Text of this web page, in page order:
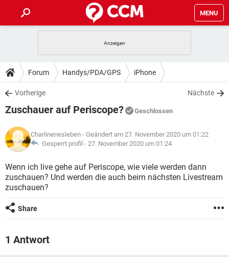
MENU
ANDROID IOS
WINDOWS 10
WHATSAPP TIKTOK
FACEBOOK
TIPPS & TRICKS
SPIELE STREAMING
WHATSAPP TIKTOK
FACEBOOK
DOWNLOADS
SPIELE STREAMING
ANDROID
WINDOWS 10 INSTAGRAM
WHATSAPP TIKTOK
FACEBOOK HARDWARE
SPIELE STREAMING
ANDROID
WINDOWS 10 INSTAGRAM
WHATSAPP
FACEBOOK
LEXIKON
SPIELE STREAMING
ANDROID IOS
WHATSAPP
Forum Handys/PDA/GPS iPhone
Vorherige Nächste
Zuschauer auf Periscope? Geschlossen
Charlinenesleben - Geändert am 27. November 2020 um 01:22
Gesperrt profil - 27. November 2020 um 01:24
Wenn ich live gehe auf Periscope, wie viele werden dann
zuschauen? Und werden die auch beim nächsten Livestream
zuschauen?
Share
1 Antwort